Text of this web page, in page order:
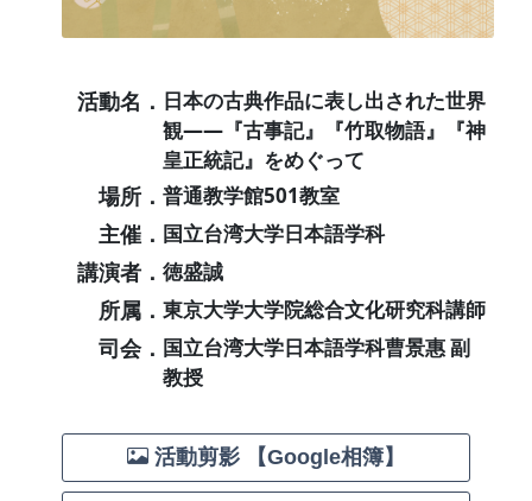
活動名． 日本の古典作品に表し出された世界
観――『古事記』『竹取物語』『神
皇正統記』をめぐって
場所． 普通教学館501教室
主催． 国立台湾大学日本語学科
講演者． 徳盛誠
所属． 東京大学大学院総合文化研究科講師
司会． 国立台湾大学日本語学科曹景惠 副
教授
活動剪影 【Google相簿】